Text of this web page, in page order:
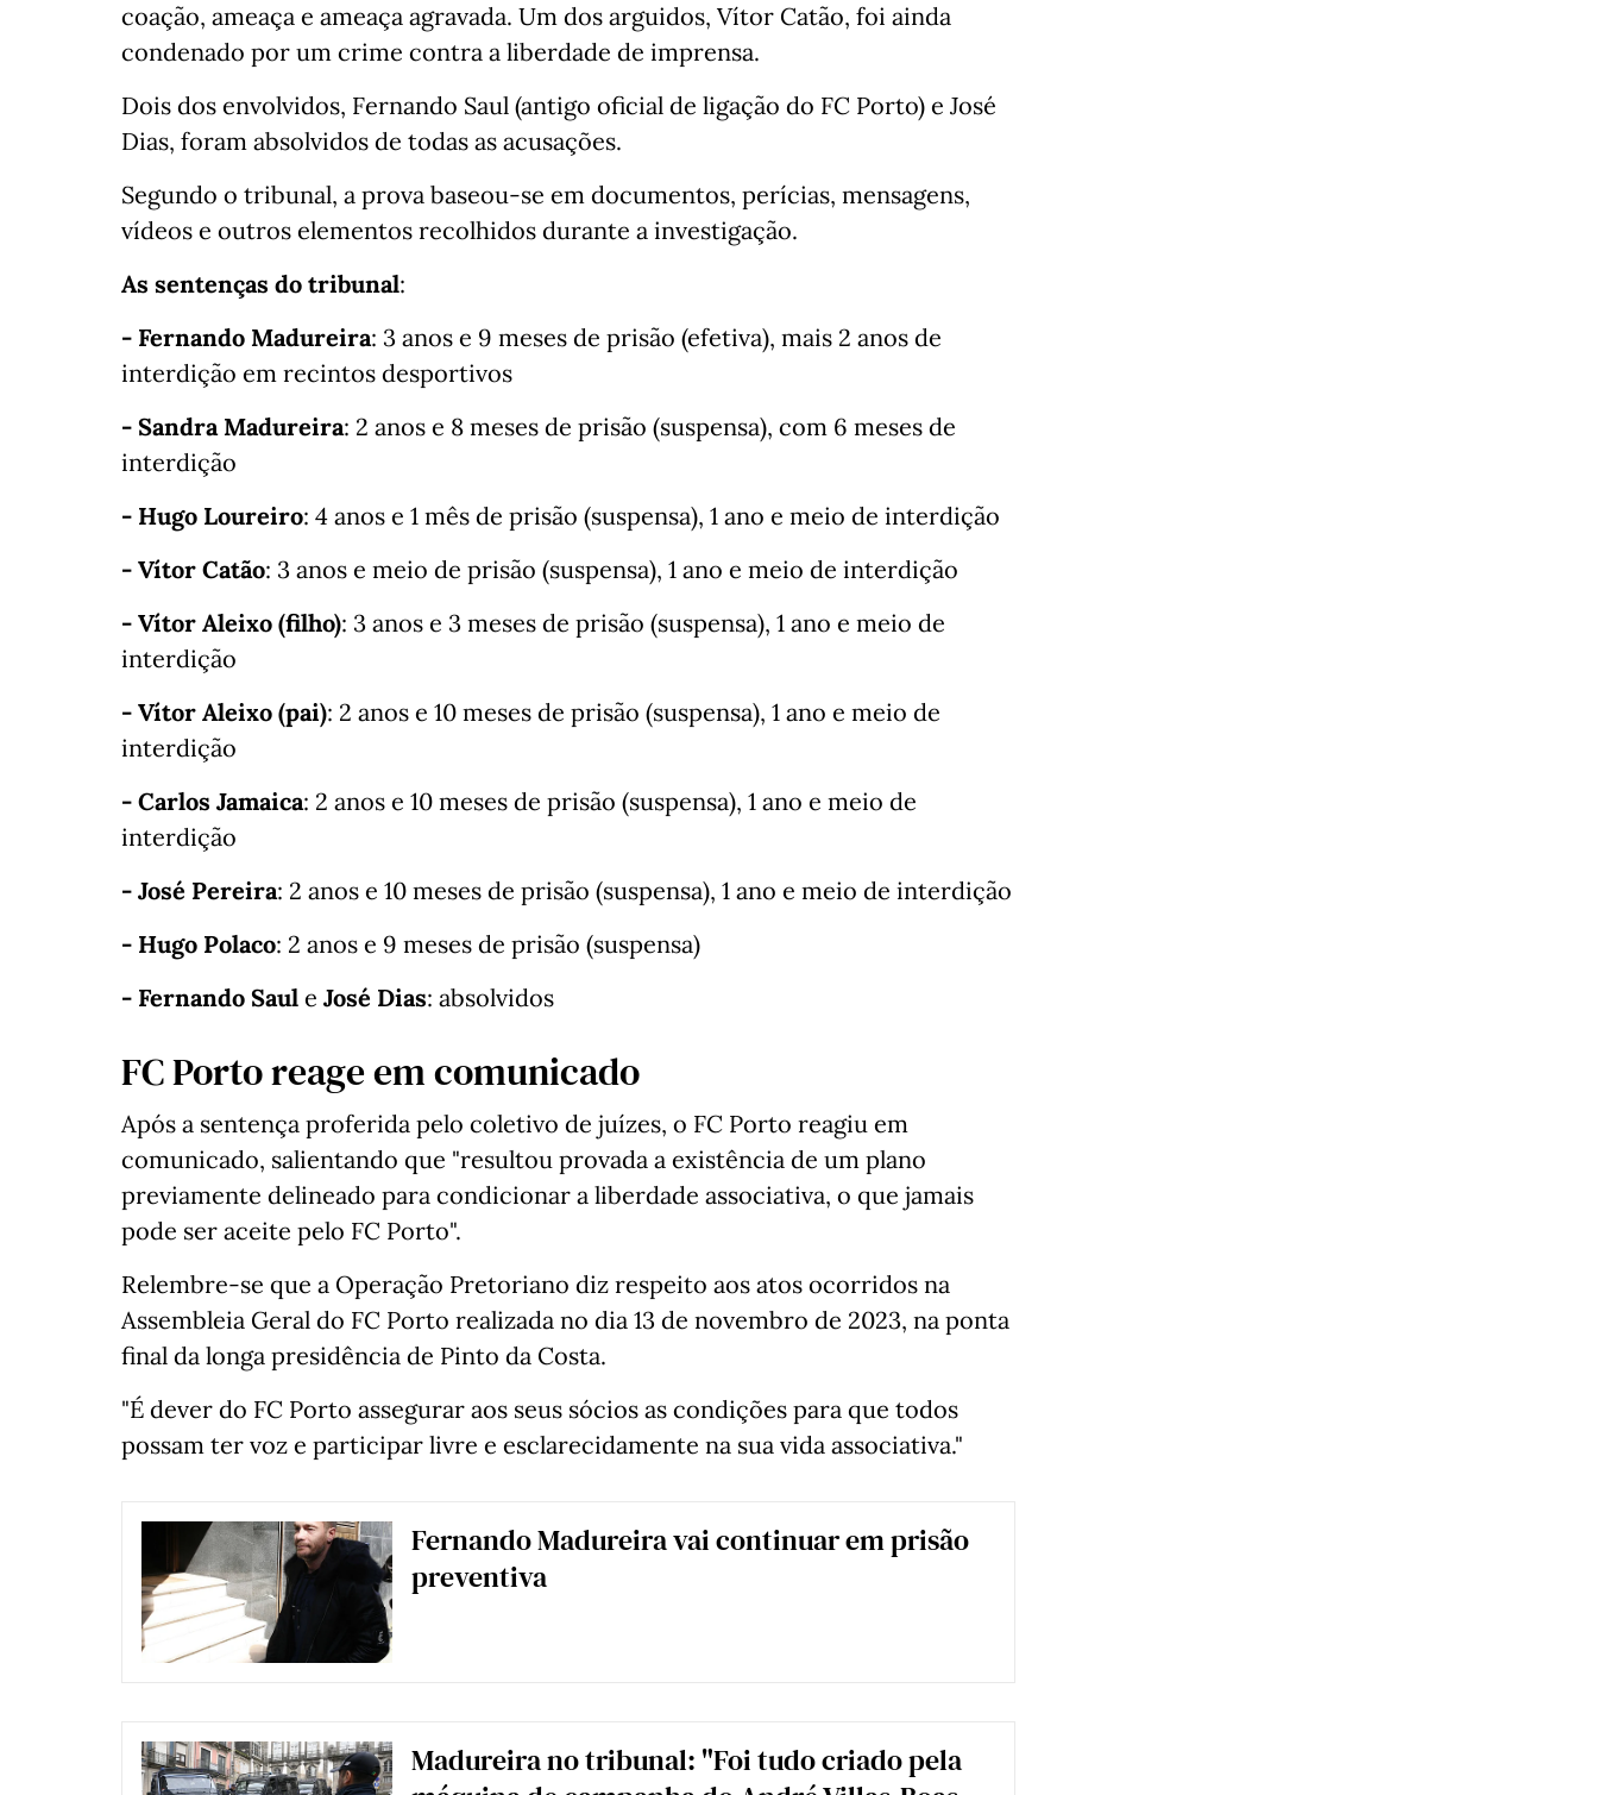
coação, ameaça e ameaça agravada. Um dos arguidos, Vítor Catão, foi ainda
condenado por um crime contra a liberdade de imprensa.
Dois dos envolvidos, Fernando Saul (antigo oficial de ligação do FC Porto) e José
Dias, foram absolvidos de todas as acusações.
Segundo o tribunal, a prova baseou-se em documentos, perícias, mensagens,
vídeos e outros elementos recolhidos durante a investigação.
As sentenças do tribunal:
- Fernando Madureira: 3 anos e 9 meses de prisão (efetiva), mais 2 anos de
interdição em recintos desportivos
- Sandra Madureira: 2 anos e 8 meses de prisão (suspensa), com 6 meses de
interdição
- Hugo Loureiro: 4 anos e 1 mês de prisão (suspensa), 1 ano e meio de interdição
- Vítor Catão: 3 anos e meio de prisão (suspensa), 1 ano e meio de interdição
- Vítor Aleixo (filho): 3 anos e 3 meses de prisão (suspensa), 1 ano e meio de
interdição
- Vítor Aleixo (pai): 2 anos e 10 meses de prisão (suspensa), 1 ano e meio de
interdição
- Carlos Jamaica: 2 anos e 10 meses de prisão (suspensa), 1 ano e meio de
interdição
- José Pereira: 2 anos e 10 meses de prisão (suspensa), 1 ano e meio de interdição
- Hugo Polaco: 2 anos e 9 meses de prisão (suspensa)
- Fernando Saul e José Dias: absolvidos
FC Porto reage em comunicado
Após a sentença proferida pelo coletivo de juízes, o FC Porto reagiu em
comunicado, salientando que "resultou provada a existência de um plano
previamente delineado para condicionar a liberdade associativa, o que jamais
pode ser aceite pelo FC Porto".
Relembre-se que a Operação Pretoriano diz respeito aos atos ocorridos na
Assembleia Geral do FC Porto realizada no dia 13 de novembro de 2023, na ponta
final da longa presidência de Pinto da Costa.
"É dever do FC Porto assegurar aos seus sócios as condições para que todos
possam ter voz e participar livre e esclarecidamente na sua vida associativa."
Fernando Madureira vai continuar em prisão
preventiva
Madureira no tribunal: "Foi tudo criado pela